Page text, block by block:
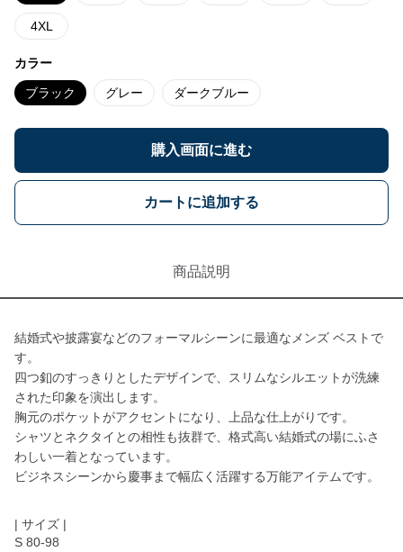
4XL
カラー
ブラック グレー ダークブルー
購入画面に進む
カートに追加する
商品説明
結婚式や披露宴などのフォーマルシーンに最適なメンズ ベストで
す。
四つ釦のすっきりとしたデザインで、スリムなシルエットが洗練
された印象を演出します。
胸元のポケットがアクセントになり、上品な仕上がりです。
シャツとネクタイとの相性も抜群で、格式高い結婚式の場にふさ
わしい一着となっています。
ビジネスシーンから慶事まで幅広く活躍する万能アイテムです。
| サイズ |
S 80-98